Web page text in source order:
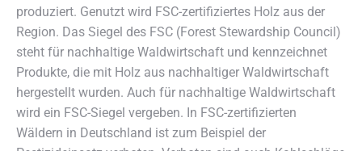
produziert. Genutzt wird FSC-zertifiziertes Holz aus der
Region. Das Siegel des FSC (Forest Stewardship Council)
steht für nachhaltige Waldwirtschaft und kennzeichnet
Produkte, die mit Holz aus nachhaltiger Waldwirtschaft
hergestellt wurden. Auch für nachhaltige Waldwirtschaft
wird ein FSC-Siegel vergeben. In FSC-zertifizierten
Wäldern in Deutschland ist zum Beispiel der